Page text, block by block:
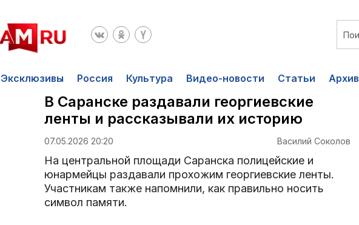
Эксклюзивы Россия Культура Видео-новости Статьи Архив
В Саранске раздавали георгиевские
ленты и рассказывали их историю
07.05.2026 20:20 Василий Соколов
На центральной площади Саранска полицейские и
юнармейцы раздавали прохожим георгиевские ленты.
Участникам также напомнили, как правильно носить
символ памяти.